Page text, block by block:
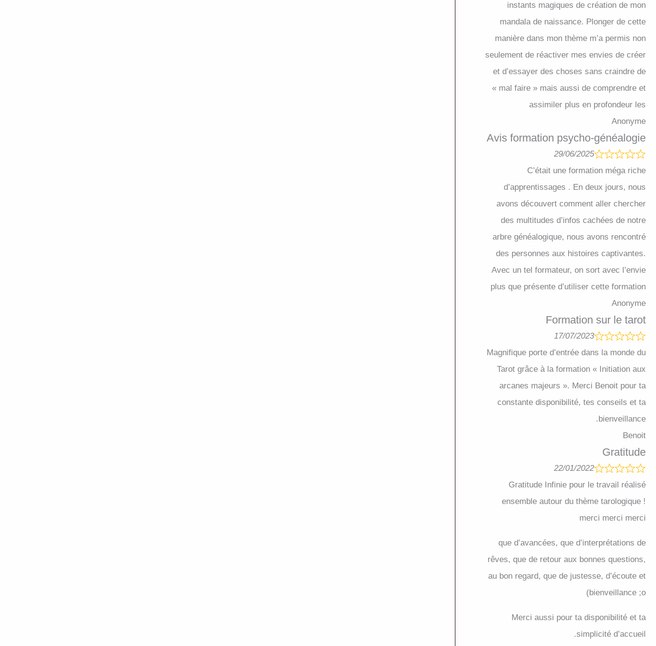
instants magiques de création de mon
mandala de naissance. Plonger de cette
manière dans mon thème m’a permis non
seulement de réactiver mes envies de créer
et d’essayer des choses sans craindre de
« mal faire » mais aussi de comprendre et
assimiler plus en profondeur les
Anonyme
Avis formation psycho-généalogie
29/06/2025
C’était une formation méga riche
d’apprentissages . En deux jours, nous
avons découvert comment aller chercher
des multitudes d’infos cachées de notre
arbre généalogique, nous avons rencontré
des personnes aux histoires captivantes.
Avec un tel formateur, on sort avec l’envie
plus que présente d’utiliser cette formation
Anonyme
Formation sur le tarot
17/07/2023
Magnifique porte d’entrée dans la monde du
Tarot grâce à la formation « Initiation aux
arcanes majeurs ». Merci Benoit pour ta
constante disponibilité, tes conseils et ta
bienveillance.
Benoit
Gratitude
22/01/2022
Gratitude Infinie pour le travail réalisé
ensemble autour du thème tarologique !
merci merci merci
que d’avancées, que d’interprétations de
rêves, que de retour aux bonnes questions,
au bon regard, que de justesse, d’écoute et
bienveillance ;o)
Merci aussi pour ta disponibilité et ta
simplicité d’accueil.